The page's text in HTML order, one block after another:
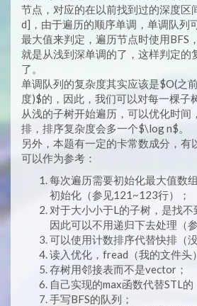
节点，对应的在以前找到过的深度区
d]，由于遍历的顺序单调，单调队列
最大值来判定，遍历节点时使用BFS
就是从浅到深单调的了，这样判定的
了。
单调队列的复杂度其实应该是$O(之
度)$的，因此，我们可以对每一棵子
从浅的子树开始遍历，可以优化时间
排，排序复杂度会多一个$\log n$。
另外，本题有一定的卡常数成分，有
可以作为参考：
每次遍历需要初始化最大值数
初始化（参见121~123行）；
对于大小小于L的子树，是找不
因此可以不用递归下去处理（
可以使用计数排序代替快排（
读入优化，fread（我的文件头
存树用邻接表而不是vector；
自己实现的max函数代替STL的
手写BFS的队列；